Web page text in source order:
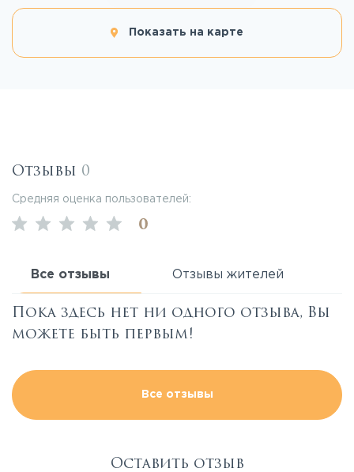
Показать на карте
Отзывы 0
Средняя оценка пользователей:
0
Все отзывы Отзывы жителей
Пока здесь нет ни одного отзыва, Вы
можете быть первым!
Все отзывы
Оставить отзыв